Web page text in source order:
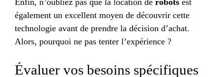
Enfin, n’oubliez pas que la location de robots est
également un excellent moyen de découvrir cette
technologie avant de prendre la décision d’achat.
Alors, pourquoi ne pas tenter l’expérience ?
Évaluer vos besoins spécifiques